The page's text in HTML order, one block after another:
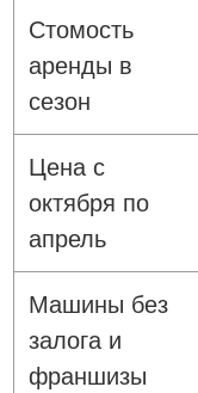
Стомость
аренды в
сезон
Цена с
октября по
апрель
Машины без
залога и
франшизы